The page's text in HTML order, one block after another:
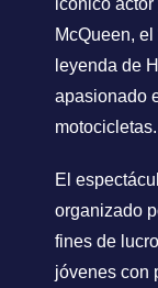
icónico
McQueen,
leyenda de
apasionado
motocicletas.
El
organizado
fines de
jóvenes con